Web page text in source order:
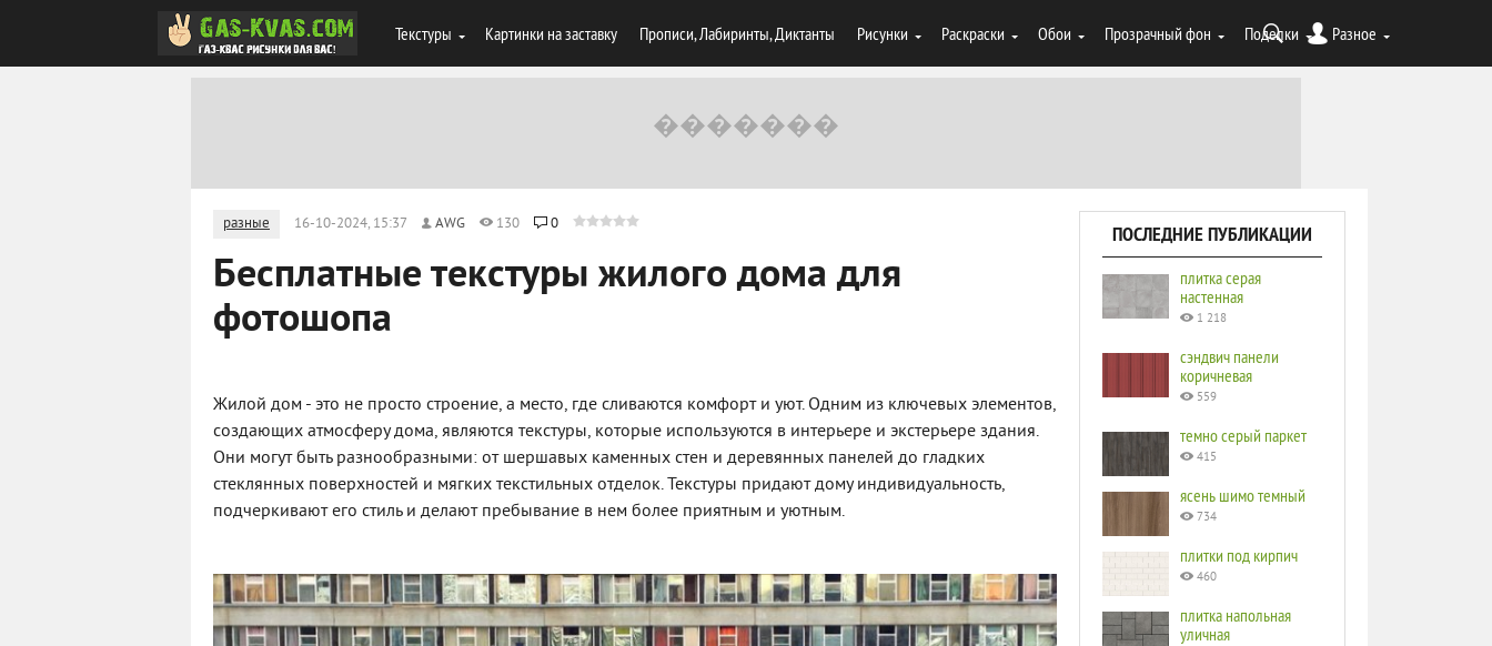
Текстуры Картинки на заставку Прописи, Лабиринты, Диктанты Рисунки Раскраски Обои Прозрачный фон Поделки Разное
разные 16-10-2024, 15:37 AWG 130 0
Бесплатные текстуры жилого дома для
фотошопа
Жилой дом - это не просто строение, а место, где сливаются комфорт и уют. Одним из ключевых элементов,
создающих атмосферу дома, являются текстуры, которые используются в интерьере и экстерьере здания.
Они могут быть разнообразными: от шершавых каменных стен и деревянных панелей до гладких
стеклянных поверхностей и мягких текстильных отделок. Текстуры придают дому индивидуальность,
подчеркивают его стиль и делают пребывание в нем более приятным и уютным.
ПОСЛЕДНИЕ ПУБЛИКАЦИИ
плитка серая
настенная
1 218
сэндвич панели
коричневая
559
темно серый паркет
415
ясень шимо темный
734
плитки под кирпич
460
плитка напольная
уличная